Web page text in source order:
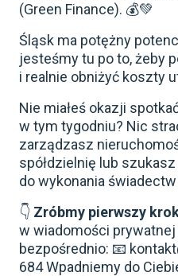
(Green Finance). 💰💚
Śląsk ma potężny
jesteśmy tu po to, żeby
i realnie obniżyć koszty
Nie miałeś okazji
w tym tygodniu? Nic
zarządzasz
spółdzielnię lub
do wykonania
👇 Zróbmy pierwszy
w wiadomości
bezpośrednio: 📧
684 Wpadniemy do